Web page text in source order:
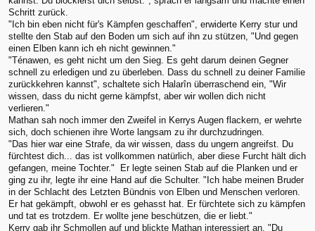
Schritt zurück.
"Ich bin eben nicht für's Kämpfen geschaffen", erwiderte Kerry stur und
stellte den Stab auf den Boden um sich auf ihn zu stützen, "Und gegen
einen Elben kann ich eh nicht gewinnen."
"Ténawen, es geht nicht um den Sieg. Es geht darum deinen Gegner
schnell zu erledigen und zu überleben. Dass du schnell zu deiner Familie
zurückkehren kannst", schaltete sich Halarîn überraschend ein, "Wir
wissen, dass du nicht gerne kämpfst, aber wir wollen dich nicht
verlieren."
Mathan sah noch immer den Zweifel in Kerrys Augen flackern, er wehrte
sich, doch schienen ihre Worte langsam zu ihr durchzudringen.
"Das hier war eine Strafe, da wir wissen, dass du ungern angreifst. Du
fürchtest dich... das ist vollkommen natürlich, aber diese Furcht hält dich
gefangen, meine Tochter." Er legte seinen Stab auf die Planken und er
ging zu ihr, legte ihr eine Hand auf die Schulter. "Ich habe meinen Bruder
in der Schlacht des Letzten Bündnis von Elben und Menschen verloren.
Er hat gekämpft, obwohl er es gehasst hat. Er fürchtete sich zu kämpfen
und tat es trotzdem. Er wollte jene beschützen, die er liebt."
Kerry gab ihr Schmollen auf und blickte Mathan interessiert an. "Du